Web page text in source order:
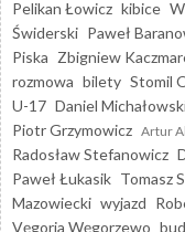
Pelikan Łowicz kibice
Świderski Paweł
Piska Zbigniew
rozmowa bilety Stomil
U-17 Daniel
Piotr Grzymowicz Artur
Radosław Stefanowicz
Paweł Łukasik Tomasz
Mazowiecki wyjazd
Vęgoria Węgorzewo